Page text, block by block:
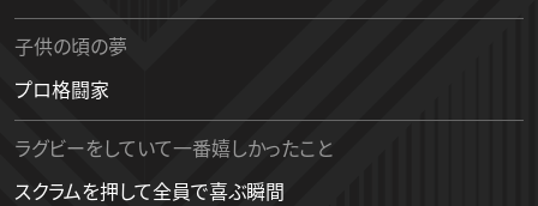
子供の頃の夢
プロ格闘家
ラグビーをしていて一番嬉しかったこと
スクラムを押して全員で喜ぶ瞬間